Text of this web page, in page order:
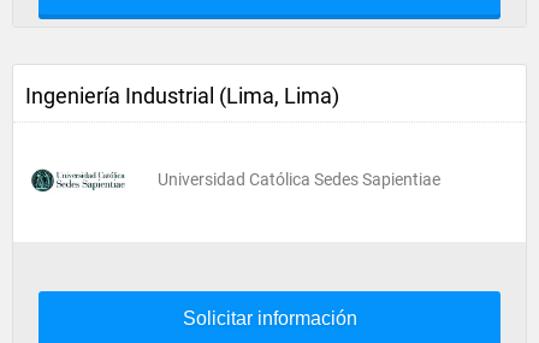
Ingeniería Industrial (Lima, Lima)
Universidad Católica Sedes Sapientiae
Solicitar información